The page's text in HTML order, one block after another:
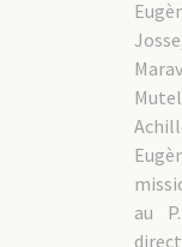
au